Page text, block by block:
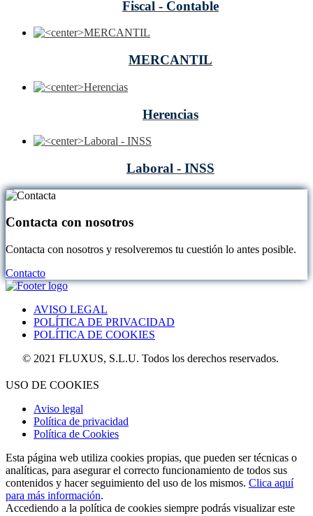
Fiscal - Contable
MERCANTIL
Herencias
Laboral - INSS
Contacta con nosotros
Contacta con nosotros y resolveremos tu cuestión lo antes posible.
Contacto
AVISO LEGAL
POLÍTICA DE PRIVACIDAD
POLÍTICA DE COOKIES
© 2021 FLUXUS, S.L.U. Todos los derechos reservados.
USO DE COOKIES
Aviso legal
Política de privacidad
Política de Cookies
Esta página web utiliza cookies propias, que pueden ser técnicas o
analíticas, para asegurar el correcto funcionamiento de todos sus
contenidos y hacer seguimiento del uso de los mismos. Clica aquí
para más información.
Accediendo a la política de cookies siempre podrás visualizar este